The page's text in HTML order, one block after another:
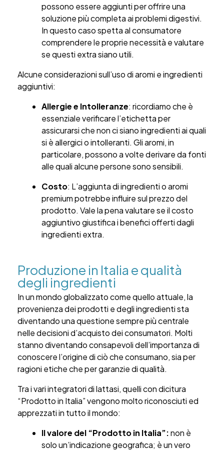
possono essere aggiunti per offrire una
soluzione più completa ai problemi digestivi.
In questo caso spetta al consumatore
comprendere le proprie necessità e valutare
se questi extra siano utili.
Alcune considerazioni sull’uso di aromi e ingredienti
aggiuntivi:
Allergie e Intolleranze: ricordiamo che è
essenziale verificare l’etichetta per
assicurarsi che non ci siano ingredienti ai quali
si è allergici o intolleranti. Gli aromi, in
particolare, possono a volte derivare da fonti
alle quali alcune persone sono sensibili.
Costo: L’aggiunta di ingredienti o aromi
premium potrebbe influire sul prezzo del
prodotto. Vale la pena valutare se il costo
aggiuntivo giustifica i benefici offerti dagli
ingredienti extra.
Produzione in Italia e qualità
degli ingredienti
In un mondo globalizzato come quello attuale, la
provenienza dei prodotti e degli ingredienti sta
diventando una questione sempre più centrale
nelle decisioni d’acquisto dei consumatori. Molti
stanno diventando consapevoli dell’importanza di
conoscere l’origine di ciò che consumano, sia per
ragioni etiche che per garanzie di qualità.
Tra i vari integratori di lattasi, quelli con dicitura
“Prodotto in Italia” vengono molto riconosciuti ed
apprezzati in tutto il mondo:
Il valore del “Prodotto in Italia”:non è
solo un’indicazione geografica; è un vero